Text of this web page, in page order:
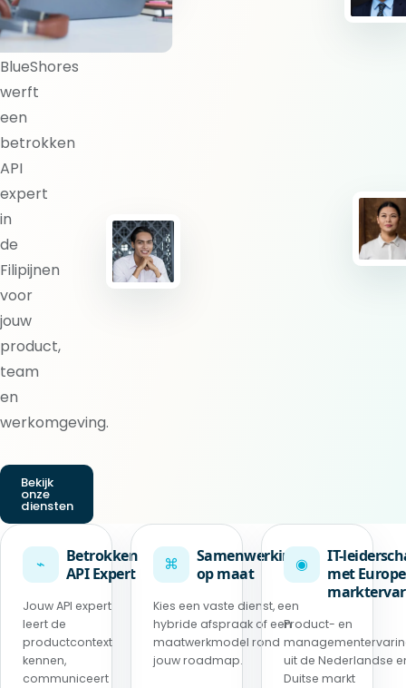
expert?
BlueShores
werft
een
betrokken
API
expert
in
de
Filipijnen
voor
jouw
product,
team
en
werkomgeving.
Bekijk
onze
diensten
⌁
Betrokken
API Expert
Jouw API expert
leert de
productcontext
kennen,
communiceert
⌘
Samenwerking
op maat
Kies een vaste dienst, een
hybride afspraak of een
maatwerkmodel rond
jouw roadmap.
◉
IT-
met
Product- en
uit de Nederlandse
Duitse markt